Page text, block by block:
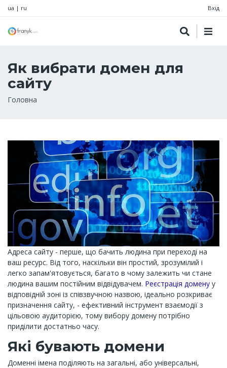
ua | ru Вхід
Як вибрати домен для
сайту
Рядок
Головна
Адреса сайту - перше, що бачить людина при переході на
ваш ресурс. Від того, наскільки він простий, зрозумілий і
легко запам'ятовується, багато в чому залежить чи стане
людина вашим постійним відвідувачем. Реєстрація домену у
відповідній зоні із співзвучною назвою, ідеально розкриває
призначення сайту, - ефективний інструмент взаємодії з
цільовою аудиторією, тому вибору домену потрібно
приділити достатньо часу.
Які бувають домени
Доменні імена поділяють на загальні, або універсальні,